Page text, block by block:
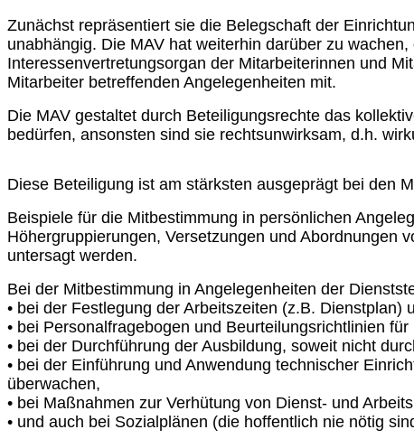
Zunächst repräsentiert sie die Belegschaft der
unabhängig. Die MAV hat weiterhin darüber zu
Interessenvertretungsorgan der Mitarbeiterinnen und
Mitarbeiter betreffenden Angelegenheiten mit.
Die MAV gestaltet durch Beteiligungsrechte das
bedürfen, ansonsten sind sie rechtsunwirksam, d.h.
Diese Beteiligung ist am stärksten ausgeprägt bei den
Beispiele für die Mitbestimmung in persönlichen
Höhergruppierungen, Versetzungen und Abordnungen
untersagt werden.
Bei der Mitbestimmung in Angelegenheiten der
• bei der Festlegung der Arbeitszeiten (z.B. Dienstplan)
• bei Personalfragebogen und Beurteilungsrichtlinien
• bei der Durchführung der Ausbildung, soweit nicht
• bei der Einführung und Anwendung technischer
überwachen,
• bei Maßnahmen zur Verhütung von Dienst‐ und
• und auch bei Sozialplänen (die hoffentlich nie nötig